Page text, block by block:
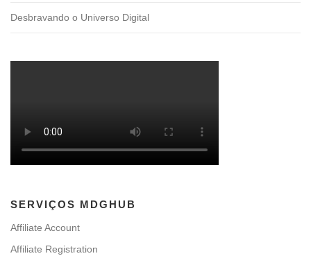
Desbravando o Universo Digital
SERVIÇOS MDGHUB
Affiliate Account
Affiliate Registration